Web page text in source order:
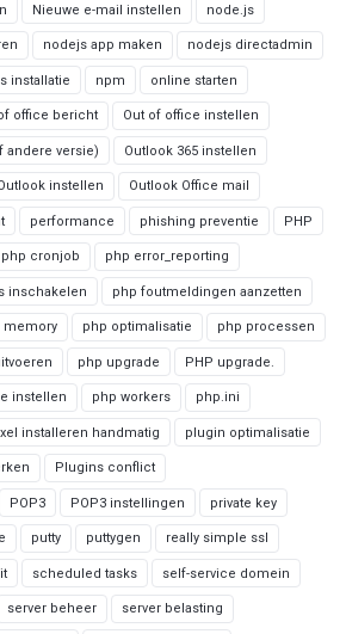
Nieuwe e-mail instellen node.js
nodejs app maken nodejs directadmin
installatie npm online starten
office bericht Out of office instellen
andere versie) Outlook 365 instellen
instellen Outlook Office mail
performance phishing preventie PHP
php cronjob php error_reporting
inschakelen php foutmeldingen aanzetten
memory php optimalisatie php processen
php upgrade PHP upgrade.
instellen php workers php.ini
installeren handmatig plugin optimalisatie
Plugins conflict
POP3 POP3 instellingen private key
putty puttygen really simple ssl
scheduled tasks self-service domein
server beheer server belasting